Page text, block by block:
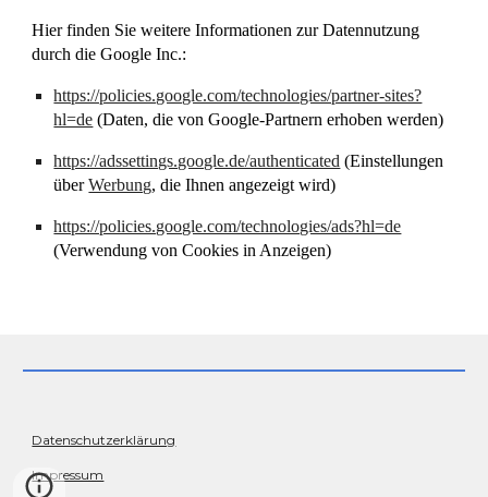
Hier finden Sie weitere Informationen zur Datennutzung
durch die Google Inc.:
https://policies.google.com/technologies/partner-sites?
hl=de (Daten, die von Google-Partnern erhoben werden)
https://adssettings.google.de/authenticated (Einstellungen
über Werbung, die Ihnen angezeigt wird)
https://policies.google.com/technologies/ads?hl=de
(Verwendung von Cookies in Anzeigen)
Datenschutzerklärung
Impressum